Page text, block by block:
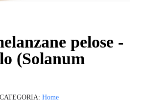
pelose -
(Solanum
CATEGORIA Home